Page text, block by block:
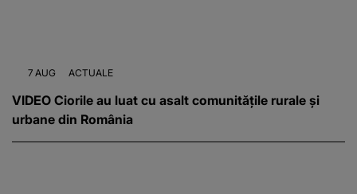
7 AUG ACTUALE
VIDEO Ciorile au luat cu asalt comunitățile rurale și
urbane din România